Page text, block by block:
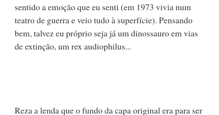
sentido a emoção que eu senti (em 1973 vivia num
teatro de guerra e veio tudo à superfície). Pensando
bem, talvez eu próprio seja já um dinossauro em vias
de extinção, um rex audiophilus...
Reza a lenda que o fundo da capa original era para ser